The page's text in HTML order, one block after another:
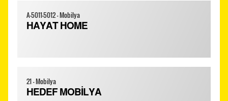
A-5011-5012 - Mobilya
HAYAT HOME
21 - Mobilya
HEDEF MOBİLYA